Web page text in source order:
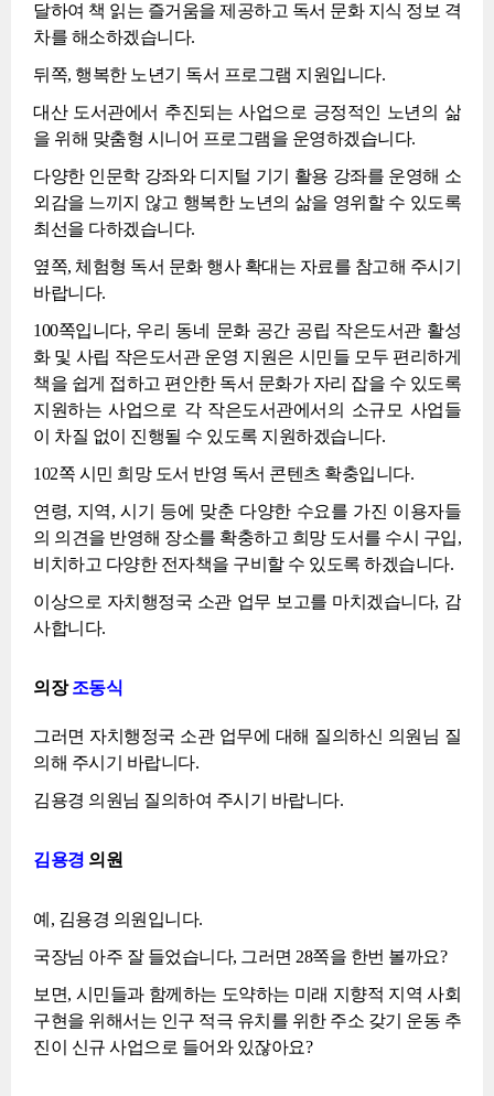
달하여 책 읽는 즐거움을 제공하고 독서 문화 지식 정보 격
차를 해소하겠습니다.
뒤쪽, 행복한 노년기 독서 프로그램 지원입니다.
대산 도서관에서 추진되는 사업으로 긍정적인 노년의 삶
을 위해 맞춤형 시니어 프로그램을 운영하겠습니다.
다양한 인문학 강좌와 디지털 기기 활용 강좌를 운영해 소
외감을 느끼지 않고 행복한 노년의 삶을 영위할 수 있도록
최선을 다하겠습니다.
옆쪽, 체험형 독서 문화 행사 확대는 자료를 참고해 주시기
바랍니다.
100쪽입니다, 우리 동네 문화 공간 공립 작은도서관 활성
화 및 사립 작은도서관 운영 지원은 시민들 모두 편리하게
책을 쉽게 접하고 편안한 독서 문화가 자리 잡을 수 있도록
지원하는 사업으로 각 작은도서관에서의 소규모 사업들
이 차질 없이 진행될 수 있도록 지원하겠습니다.
102쪽 시민 희망 도서 반영 독서 콘텐츠 확충입니다.
연령, 지역, 시기 등에 맞춘 다양한 수요를 가진 이용자들
의 의견을 반영해 장소를 확충하고 희망 도서를 수시 구입,
비치하고 다양한 전자책을 구비할 수 있도록 하겠습니다.
이상으로 자치행정국 소관 업무 보고를 마치겠습니다, 감
사합니다.
의장조동식
그러면 자치행정국 소관 업무에 대해 질의하신 의원님 질
의해 주시기 바랍니다.
김용경 의원님 질의하여 주시기 바랍니다.
김용경 의원
예, 김용경 의원입니다.
국장님 아주 잘 들었습니다, 그러면 28쪽을 한번 볼까요?
보면, 시민들과 함께하는 도약하는 미래 지향적 지역 사회
구현을 위해서는 인구 적극 유치를 위한 주소 갖기 운동 추
진이 신규 사업으로 들어와 있잖아요?